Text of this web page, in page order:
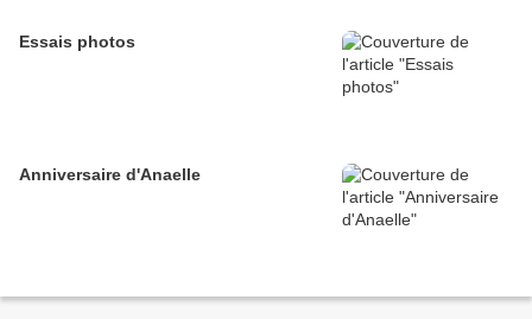
Essais photos
Anniversaire d'Anaelle